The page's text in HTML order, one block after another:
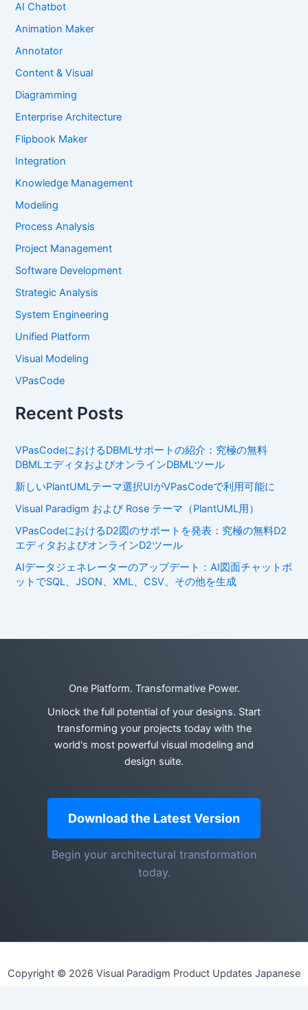
AI Chatbot
Animation Maker
Annotator
Content & Visual
Diagramming
Enterprise Architecture
Flipbook Maker
Integration
Knowledge Management
Modeling
Process Analysis
Project Management
Software Development
Strategic Analysis
System Engineering
Unified Platform
Visual Modeling
VPasCode
Recent Posts
VPasCodeにおけるDBMLサポートの紹介：究極の無料
DBMLエディタおよびオンラインDBMLツール
新しいPlantUMLテーマ選択UIがVPasCodeで利用可能に
Visual Paradigm および Rose テーマ（PlantUML用）
VPasCodeにおけるD2図のサポートを発表：究極の無料D2
エディタおよびオンラインD2ツール
AIデータジェネレーターのアップデート：AI図面チャットボ
ットでSQL、JSON、XML、CSV、その他を生成
One Platform. Transformative Power.
Unlock the full potential of your designs. Start
transforming your projects today with the
world's most powerful visual modeling and
design suite.
Download the Latest Version
Begin your architectural transformation
today.
Copyright © 2026 Visual Paradigm Product Updates Japanese